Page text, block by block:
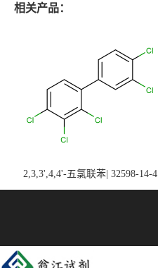
相关产品：
2,3,3',4,4'-五氯联苯| 32598-14-4